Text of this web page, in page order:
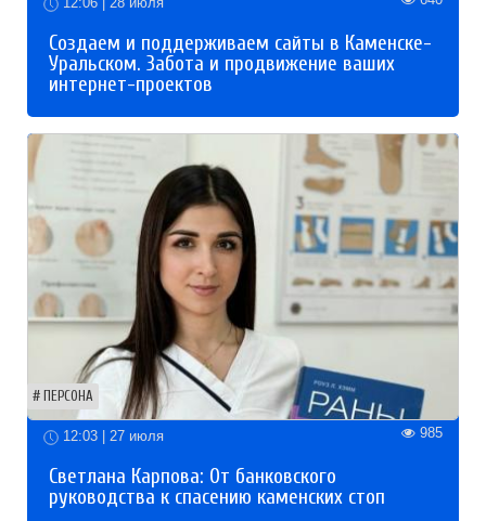
Создаем и поддерживаем сайты в Каменске-
Уральском. Забота и продвижение ваших
интернет-проектов
ПЕРСОНА
12:03 | 27 июля 985
Светлана Карпова: От банковского
руководства к спасению каменских стоп